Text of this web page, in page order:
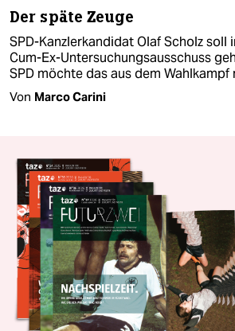
Der späte Zeuge
SPD-Kanzlerkandidat Olaf Scholz soll
Cum-Ex-Untersuchungsausschuss
SPD möchte das aus dem Wahlkampf
Von Marco Carini